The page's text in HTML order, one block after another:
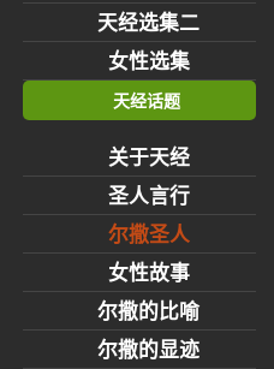
天经选集二
女性选集
天经话题
关于天经
圣人言行
尔撒圣人
女性故事
尔撒的比喻
尔撒的显迹